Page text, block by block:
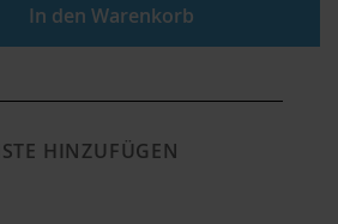
In den Warenkorb
HINZUFÜGEN